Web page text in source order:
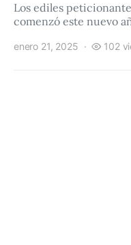
Los ediles
comenzó este nuevo
enero 21, 2025 102